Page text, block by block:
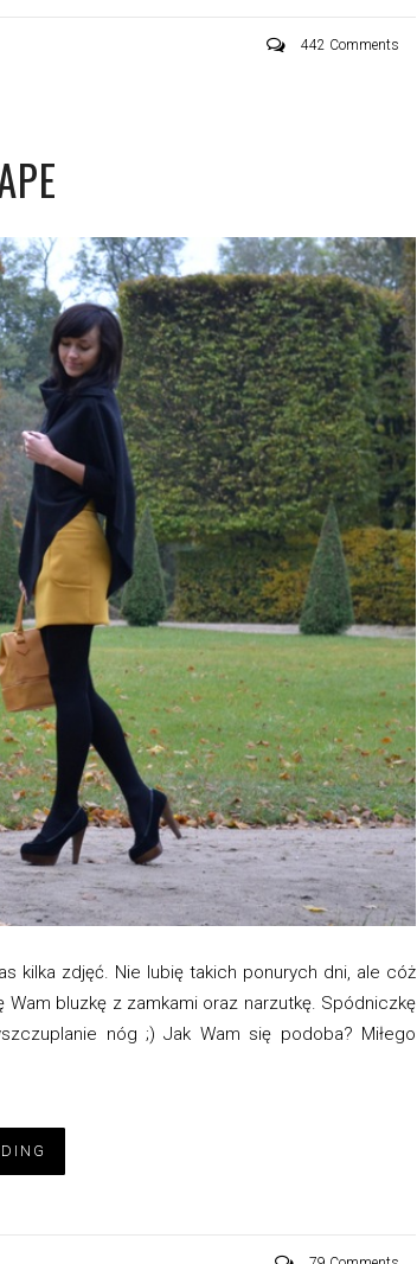
442 Comments
kilka zdjęć. Nie lubię takich ponurych dni, ale cóż
bluzkę z zamkami oraz narzutkę. Spódniczkę
nóg ;) Jak Wam się podoba? Miłego